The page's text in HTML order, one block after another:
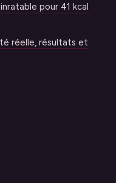
pour 41 kcal
réelle, résultats et